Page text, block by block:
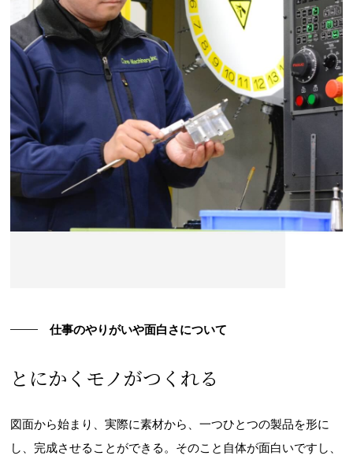
仕事のやりがいや面白さについて
とにかくモノがつくれる
図面から始まり、実際に素材から、一つひとつの製品を形に
し、完成させることができる。そのこと自体が面白いですし、